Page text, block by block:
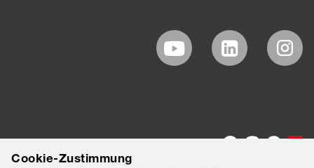
Cookie-Zustimmung